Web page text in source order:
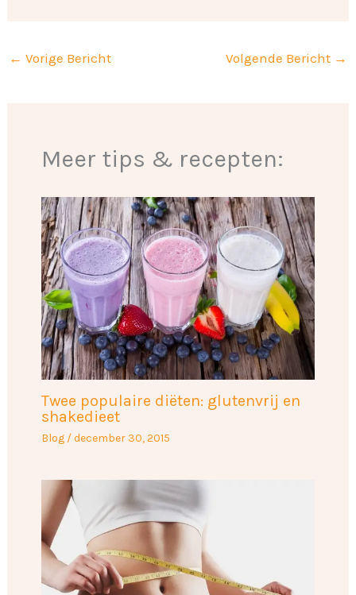
← Vorige Bericht Volgende Bericht →
Meer tips & recepten:
Twee populaire diëten: glutenvrij en
shakedieet
Blog/december 30, 2015